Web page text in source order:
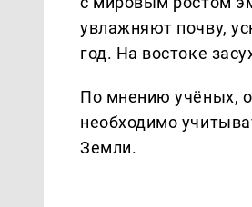
увлажняют почву,
год. На востоке
По мнению учёных,
необходимо
Земли.